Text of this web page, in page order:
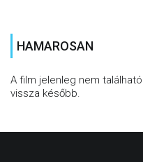
HAMAROSAN
A film jelenleg nem
vissza később.